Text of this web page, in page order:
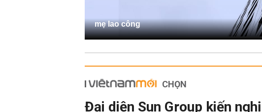
mẹ lao công
CHỌN
Đại diện Sun Group kiến